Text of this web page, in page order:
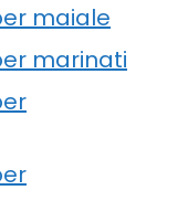
maiale
marinati